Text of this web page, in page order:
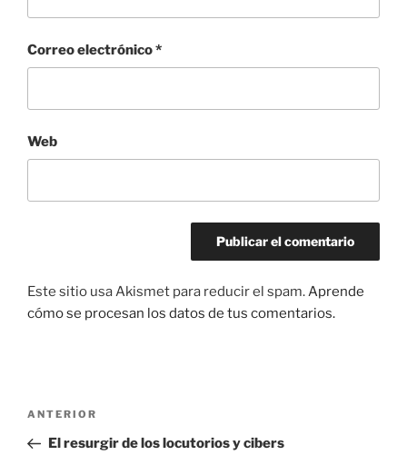
Correo electrónico*
Web
Este sitio usa Akismet para reducir el spam.Aprende
cómo se procesan los datos de tus comentarios.
Navegación
entradas
Entrada
anterior:
ANTERIOR
El resurgir de los locutorios y cibers